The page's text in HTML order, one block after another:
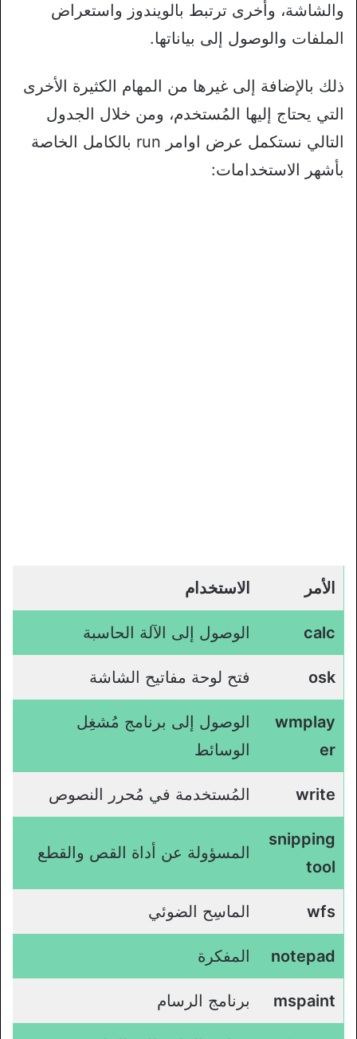
والشاشة، وأخرى ترتبط بالويندوز واستعراض
الملفات والوصول إلى بياناتها.
ذلك بالإضافة إلى غيرها من المهام الكثيرة الأخرى
التي يحتاج إليها المُستخدم، ومن خلال الجدول
التالي نستكمل عرض اوامر run بالكامل الخاصة
بأشهر الاستخدامات:
الأمر الاستخدام
calc الوصول إلى الآلة الحاسبة
osk فتح لوحة مفاتيح الشاشة
wmplay
er
الوصول إلى برنامج مُشغِل
الوسائط
write المُستخدمة في مُحرر النصوص
snipping
tool
المسؤولة عن أداة القص والقطع
wfs الماسِح الضوئي
notepad المفكرة
mspaint برنامج الرسام